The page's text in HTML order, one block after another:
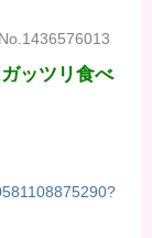
ッツリ食べ